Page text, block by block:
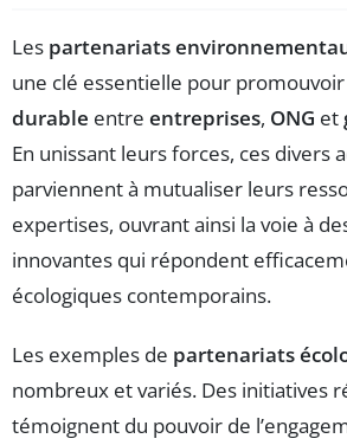
Les partenariats
une clé essentielle pour
durable entre entreprises, ONG et
En unissant leurs forces, ces divers
parviennent à mutualiser leurs
expertises, ouvrant ainsi la voie à
innovantes qui répondent
écologiques contemporains.
Les exemples de partenariats
nombreux et variés. Des initiatives
témoignent du pouvoir de